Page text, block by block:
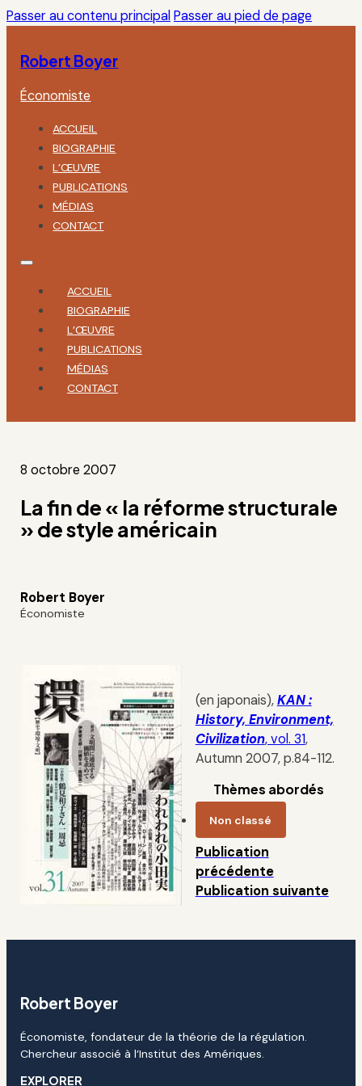
Passer au contenu principal Passer au pied de page
Robert Boyer
Économiste
ACCUEIL
BIOGRAPHIE
L’ŒUVRE
PUBLICATIONS
MÉDIAS
CONTACT
ACCUEIL
BIOGRAPHIE
L’ŒUVRE
PUBLICATIONS
MÉDIAS
CONTACT
8 octobre 2007
La fin de « la réforme structurale
» de style américain
Robert Boyer
Économiste
(en japonais),KAN :
History, Environment,
Civilization, vol. 31,
Autumn 2007, p.84-112.
Thèmes abordés
Non classé
Publication
précédente
Publication suivante
Robert Boyer
Économiste, fondateur de la théorie de la régulation.
Chercheur associé à l’Institut des Amériques.
EXPLORER